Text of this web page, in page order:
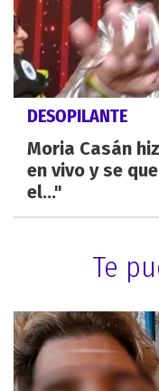
DESOPILANTE
Moria Casán
en vivo y se
el..."
Te